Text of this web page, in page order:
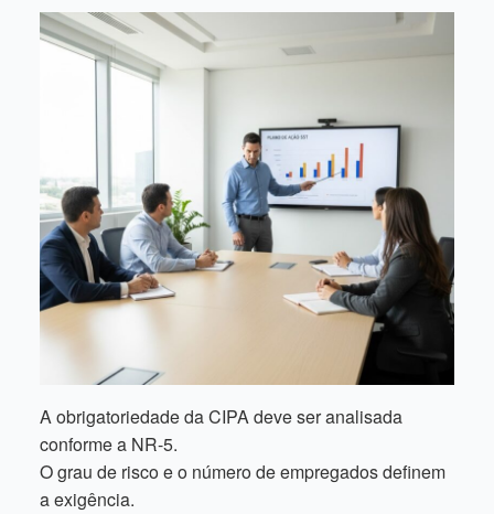
A obrigatoriedade da CIPA deve ser analisada
conforme a NR-5.
O grau de risco e o número de empregados definem
a exigência.